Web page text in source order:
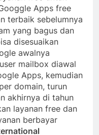
Apps free
terbaik sebelumnya
yang bagus dan
disesuaikan
awalnya
mailbox diawal
Apps, kemudian
domain, turun
akhirnya di tahun
layanan free dan
berbayar